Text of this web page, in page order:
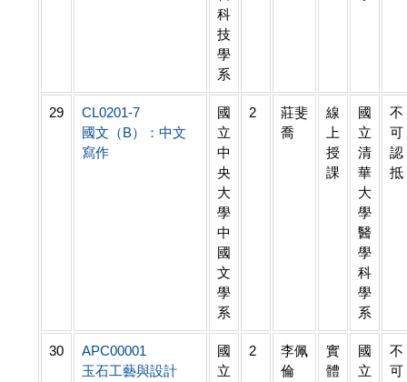
科
技
學
系
29
CL0201-7
國文（B）：中文
寫作
國
立
中
央
大
學
中
國
文
學
系
2
莊斐
喬
線
上
授
課
國
立
清
華
大
學
醫
學
科
學
系
不
可
認
抵
30
APC00001
玉石工藝與設計
國
立
2
李佩
倫
實
體
國
立
不
可